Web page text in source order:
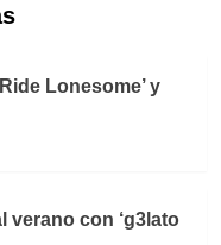
Lonesome’ y
verano con ‘g3lato